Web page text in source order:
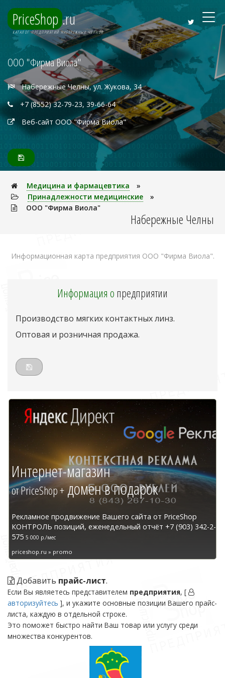
PriceShop .ru
КАТАЛОГ ПРЕДПРИЯТИЙ НАБЕРЕЖНЫХ ЧЕЛНОВ
ООО "Фирма Виола"
Набережные Челны, ул. Жукова, 34
+7 (8552) 32-79-23, 39-66-64
Веб-сайт ООО "Фирма Виола"
Медицина и фармацевтика
»
Принадлежности медицинские
»
ООО "Фирма Виола"
Набережные Челны
Информационная карта предприятия ООО "Фирма Виола".
Информация опредприятии
Производство мягких контактных линз.
Оптовая и розничная продажа.
Интернет-магазин
от PriceShop +домен в подарок
Рекламное продвижение Вашего сайта от PriceShop
КОНТРОЛЬ позиций, еженедельный отчёт +7 (903) 342-2-
575 5 000 р./мес
priceshop.ru » promo
Добавить прайс-лист.
Если Вы являетесь представителем предприятия, [
авторизуйтесь ], и укажите основные позиции Вашего прайс-
листа, каждую в отдельной строке.
Это поможет быстро найти Ваш товар или услугу среди
множества конкурентов.